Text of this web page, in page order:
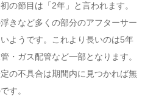
の節目は「2年」と言われます。
きなど多くの部分のアフターサー
ようです。これより長いのは5年
・ガス配管など一部となります。
の不具合は期間内に見つかれば無
す。